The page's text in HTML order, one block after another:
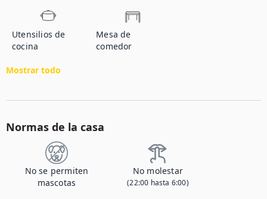
Utensilios de
cocina
Mesa de
comedor
Mostrar todo
Normas de la casa
No se permiten
mascotas
No molestar
(22:00 hasta 6:00)